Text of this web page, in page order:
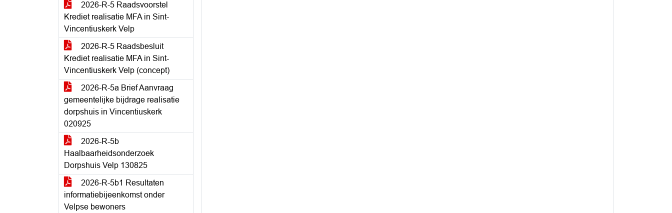
2026-R-5 Raadsvoorstel
Krediet realisatie MFA in Sint-
Vincentiuskerk Velp
2026-R-5 Raadsbesluit
Krediet realisatie MFA in Sint-
Vincentiuskerk Velp (concept)
2026-R-5a Brief Aanvraag
gemeentelijke bijdrage realisatie
dorpshuis in Vincentiuskerk
020925
2026-R-5b
Haalbaarheidsonderzoek
Dorpshuis Velp 130825
2026-R-5b1 Resultaten
informatiebijeenkomst onder
Velpse bewoners